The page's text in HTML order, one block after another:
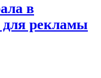
в
рекламы